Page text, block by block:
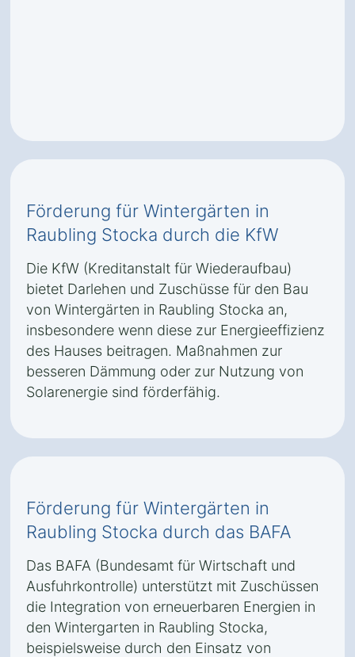
Förderung für Wintergärten in
Raubling Stocka durch die KfW
Die KfW (Kreditanstalt für Wiederaufbau)
bietet Darlehen und Zuschüsse für den Bau
von Wintergärten in Raubling Stocka an,
insbesondere wenn diese zur Energieeffizienz
des Hauses beitragen. Maßnahmen zur
besseren Dämmung oder zur Nutzung von
Solarenergie sind förderfähig.
Förderung für Wintergärten in
Raubling Stocka durch das BAFA
Das BAFA (Bundesamt für Wirtschaft und
Ausfuhrkontrolle) unterstützt mit Zuschüssen
die Integration von erneuerbaren Energien in
den Wintergarten in Raubling Stocka,
beispielsweise durch den Einsatz von